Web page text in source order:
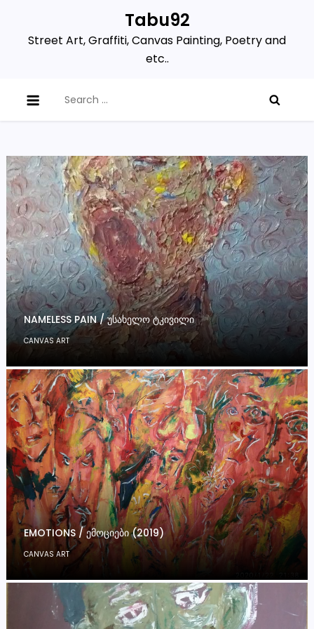
content
Tabu92
Street Art, Graffiti, Canvas Painting, Poetry and
etc..
for:
NAMELESS PAIN / ᲣᲡᲐᲮᲔᲚᲝ ᲢᲙᲘᲕᲘᲚᲘ
CANVAS ART
EMOTIONS / ᲔᲛᲝᲪᲘᲔᲑᲘ (2019)
CANVAS ART